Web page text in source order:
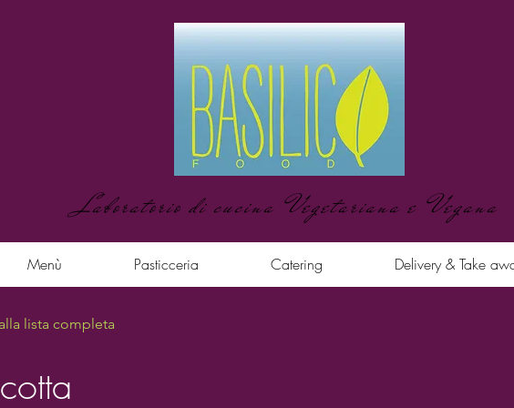
Laboratorio di cucina Vegetariana e Vegana
Menù Pasticceria Catering Delivery & Take
lista completa